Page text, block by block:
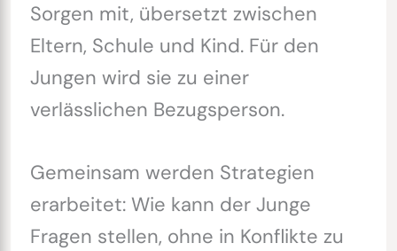
Sorgen mit, übersetzt zwischen
Eltern, Schule und Kind. Für den
Jungen wird sie zu einer
verlässlichen Bezugsperson.
Gemeinsam werden Strategien
erarbeitet: Wie kann der Junge
Fragen stellen, ohne in Konflikte zu